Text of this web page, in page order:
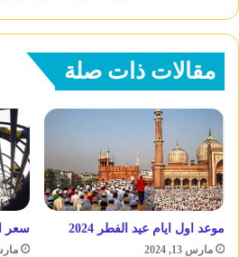
مقالات ذات صلة
موعد اول ايام عيد الفطر 2024
مارس 13, 2024
سعر
مارس